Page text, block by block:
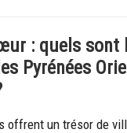
: quels sont
Pyrénées
offrent un trésor de